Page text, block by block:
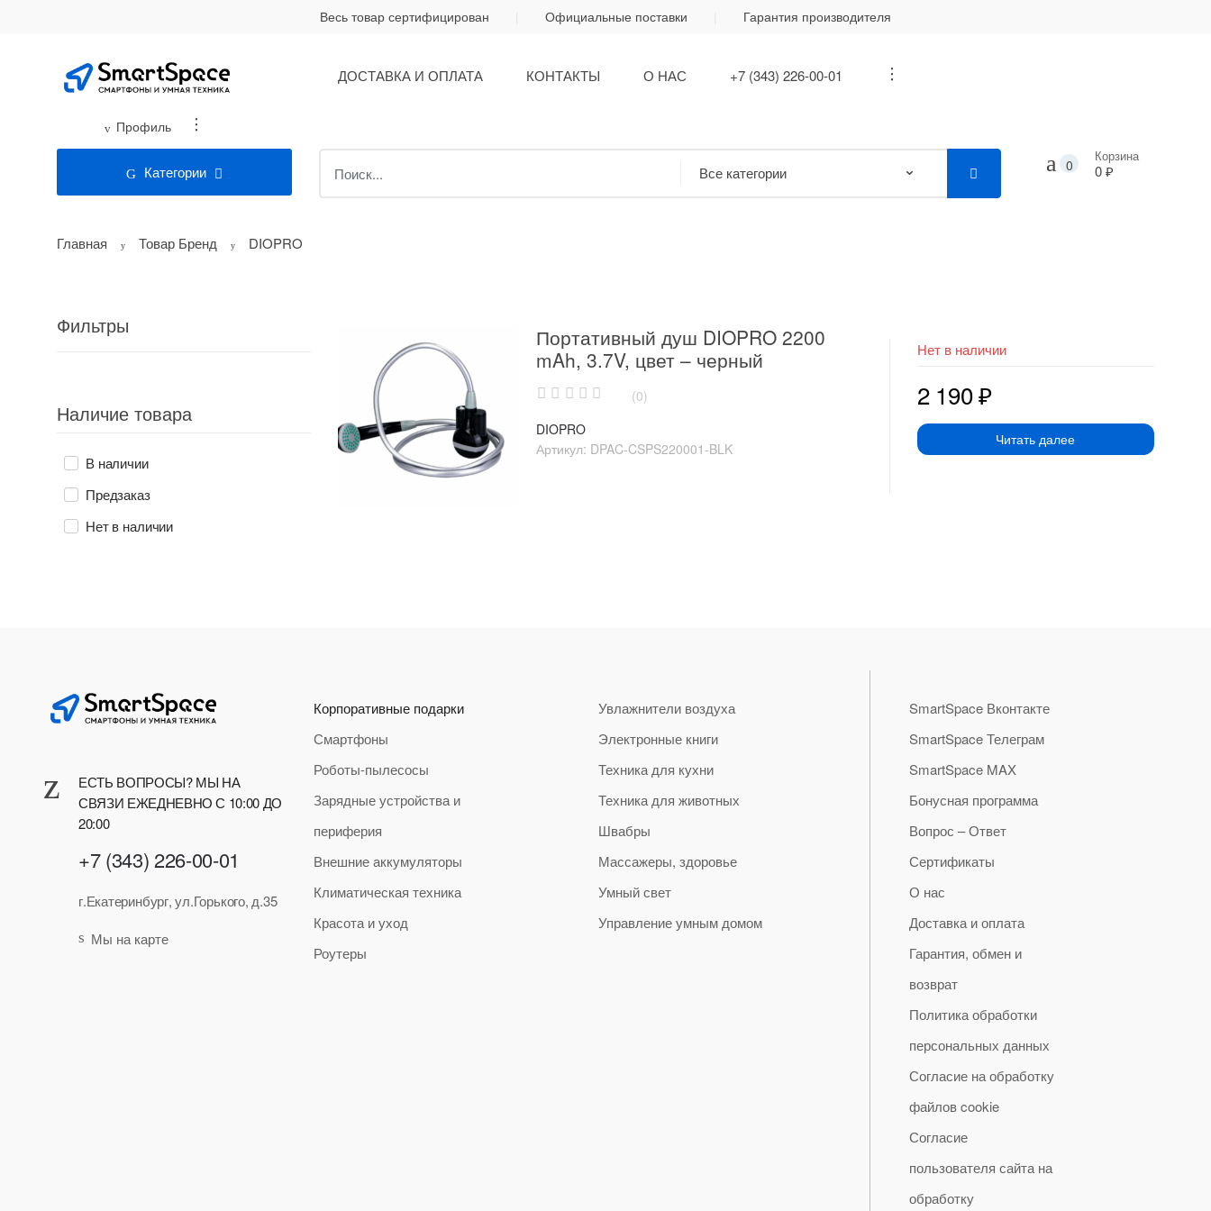
Весь товар сертифицирован Официальные поставки Гарантия производителя
ДОСТАВКА И ОПЛАТА КОНТАКТЫ О НАС +7 (343) 226-00-01 ...
Профиль ...
Категории
Search
for:
0
Корзина
0 ₽
Главная Товар Бренд DIOPRO
Портативный душ DIOPRO 2200
mAh, 3.7V, цвет – черный
o
t
(0)
DIOPRO
Артикул: DPAC-CSPS220001-BLK
Нет в наличии
2 190₽
Читать далее
Фильтры
Наличие товара
В наличии
Предзаказ
Нет в наличии
ЕСТЬ ВОПРОСЫ? МЫ НА
СВЯЗИ ЕЖЕДНЕВНО С 10:00 ДО
20:00
+7 (343) 226-00-01
г.Екатеринбург, ул.Горького, д.35
Мы на карте
Корпоративные подарки
Смартфоны
Роботы-пылесосы
Зарядные устройства и
периферия
Внешние аккумуляторы
Климатическая техника
Красота и уход
Роутеры
Увлажнители воздуха
Электронные книги
Техника для кухни
Техника для животных
Швабры
Массажеры, здоровье
Умный свет
Управление умным домом
SmartSpace Вконтакте
SmartSpace Телеграм
SmartSpace MAX
Бонусная программа
Вопрос – Ответ
Сертификаты
О нас
Доставка и оплата
Гарантия, обмен и
возврат
Политика обработки
персональных данных
Согласие на обработку
файлов cookie
Согласие
пользователя сайта на
обработку